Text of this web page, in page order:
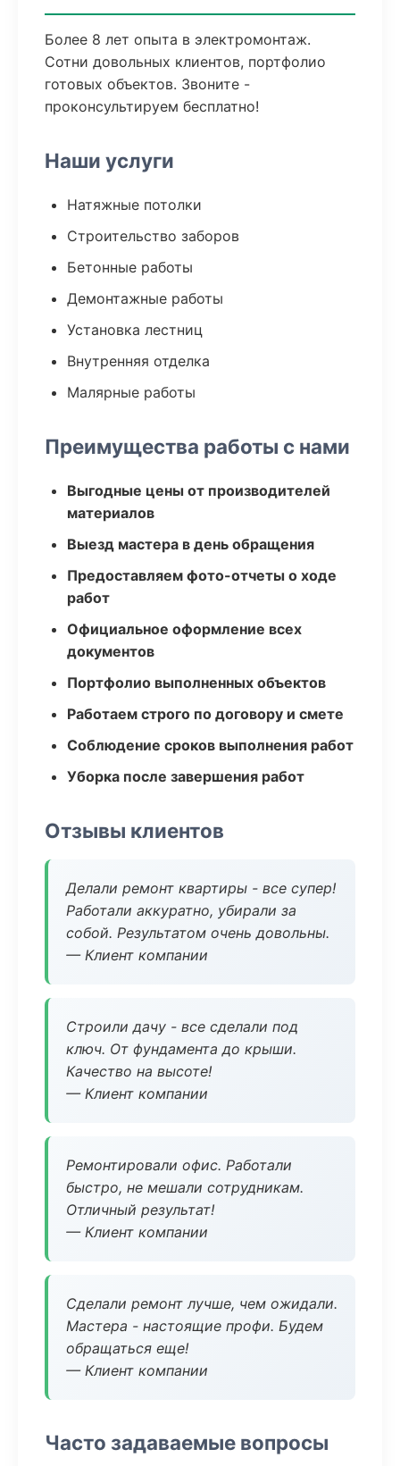
Более 8 лет опыта в электромонтаж.
Сотни довольных клиентов, портфолио
готовых объектов. Звоните -
проконсультируем бесплатно!
Наши услуги
Натяжные потолки
Строительство заборов
Бетонные работы
Демонтажные работы
Установка лестниц
Внутренняя отделка
Малярные работы
Преимущества работы с нами
Выгодные цены от производителей
материалов
Выезд мастера в день обращения
Предоставляем фото-отчеты о ходе
работ
Официальное оформление всех
документов
Портфолио выполненных объектов
Работаем строго по договору и смете
Соблюдение сроков выполнения работ
Уборка после завершения работ
Отзывы клиентов
Делали ремонт квартиры - все супер!
Работали аккуратно, убирали за
собой. Результатом очень довольны.
— Клиент компании
Строили дачу - все сделали под
ключ. От фундамента до крыши.
Качество на высоте!
— Клиент компании
Ремонтировали офис. Работали
быстро, не мешали сотрудникам.
Отличный результат!
— Клиент компании
Сделали ремонт лучше, чем ожидали.
Мастера - настоящие профи. Будем
обращаться еще!
— Клиент компании
Часто задаваемые вопросы